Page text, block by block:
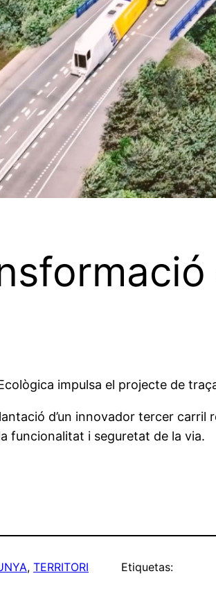
impulsa el projecte de
d’un innovador tercer
funcionalitat i seguretat de la via.
, TERRITORI
Etiquetas: